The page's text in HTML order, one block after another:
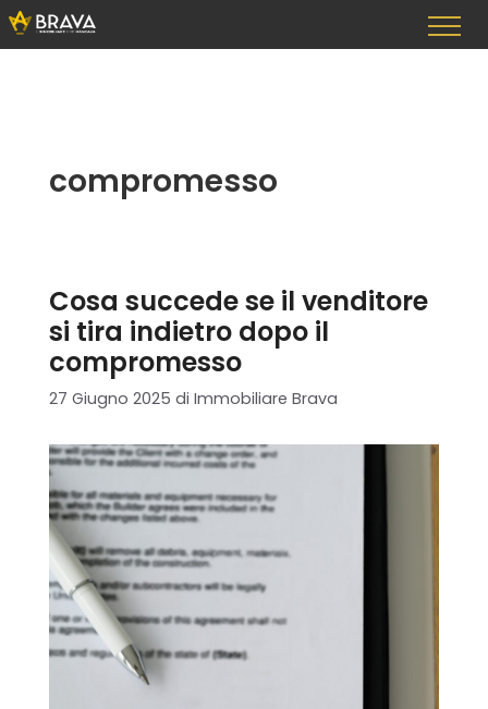
Vai
al
contenuto
compromesso
Cosa succede se il venditore
si tira indietro dopo il
compromesso
27 Giugno 2025 di Immobiliare Brava